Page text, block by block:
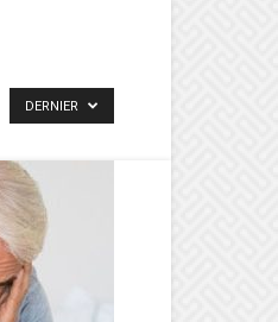
DERNIER